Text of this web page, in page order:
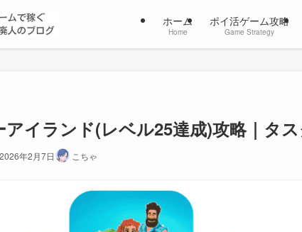
ホーム
Home
ポイ活ゲーム攻略
Game Strategy
アイランド(レベル25達成)攻略｜タ
2026年2月7日 こちゃ